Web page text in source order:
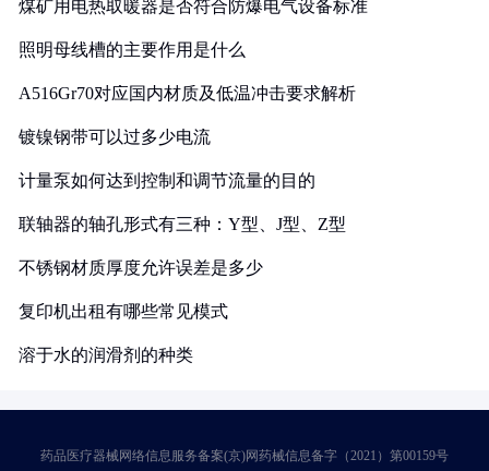
煤矿用电热取暖器是否符合防爆电气设备标准
照明母线槽的主要作用是什么
A516Gr70对应国内材质及低温冲击要求解析
镀镍钢带可以过多少电流
计量泵如何达到控制和调节流量的目的
联轴器的轴孔形式有三种：Y型、J型、Z型
不锈钢材质厚度允许误差是多少
复印机出租有哪些常见模式
溶于水的润滑剂的种类
药品医疗器械网络信息服务备案(京)网药械信息备字（2021）第00159号